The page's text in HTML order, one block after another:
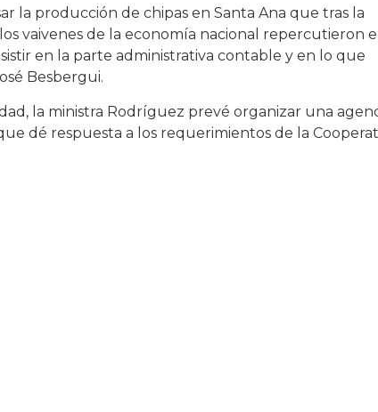
la producción de chipas en Santa Ana que tras la
vaivenes de la economía nacional repercutieron
en la parte administrativa contable y en lo que
Besbergui.
la ministra Rodríguez prevé organizar una
dé respuesta a los requerimientos de la